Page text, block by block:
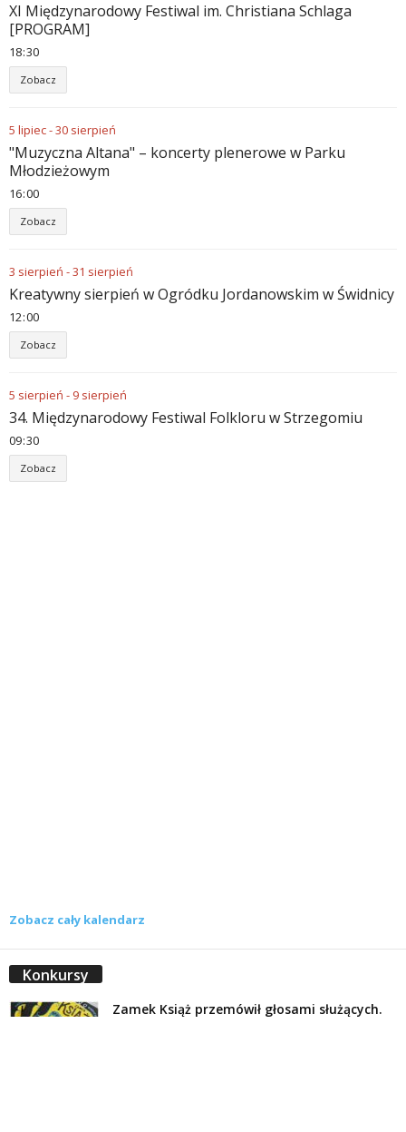
XI Międzynarodowy Festiwal im. Christiana Schlaga
[PROGRAM]
18:30
Zobacz
5 lipiec-30 sierpień
"Muzyczna Altana" – koncerty plenerowe w Parku
Młodzieżowym
16:00
Zobacz
3 sierpień -31 sierpień
Kreatywny sierpień w Ogródku Jordanowskim w Świdnicy
12:00
Zobacz
5 sierpień - 9 sierpień
34. Międzynarodowy Festiwal Folkloru w Strzegomiu
09:30
Zobacz
Zobacz cały kalendarz
Konkursy
Zamek Książ przemówił głosami służących.